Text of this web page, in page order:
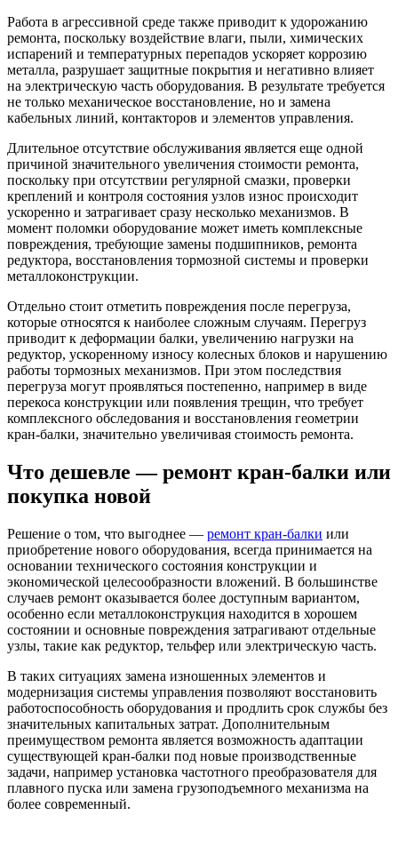
Работа в агрессивной среде также приводит к удорожанию
ремонта, поскольку воздействие влаги, пыли, химических
испарений и температурных перепадов ускоряет коррозию
металла, разрушает защитные покрытия и негативно влияет
на электрическую часть оборудования. В результате требуется
не только механическое восстановление, но и замена
кабельных линий, контакторов и элементов управления.
Длительное отсутствие обслуживания является еще одной
причиной значительного увеличения стоимости ремонта,
поскольку при отсутствии регулярной смазки, проверки
креплений и контроля состояния узлов износ происходит
ускоренно и затрагивает сразу несколько механизмов. В
момент поломки оборудование может иметь комплексные
повреждения, требующие замены подшипников, ремонта
редуктора, восстановления тормозной системы и проверки
металлоконструкции.
Отдельно стоит отметить повреждения после перегруза,
которые относятся к наиболее сложным случаям. Перегруз
приводит к деформации балки, увеличению нагрузки на
редуктор, ускоренному износу колесных блоков и нарушению
работы тормозных механизмов. При этом последствия
перегруза могут проявляться постепенно, например в виде
перекоса конструкции или появления трещин, что требует
комплексного обследования и восстановления геометрии
кран-балки, значительно увеличивая стоимость ремонта.
Что дешевле — ремонт кран-балки или
покупка новой
Решение о том, что выгоднее — ремонт кран-балки или
приобретение нового оборудования, всегда принимается на
основании технического состояния конструкции и
экономической целесообразности вложений. В большинстве
случаев ремонт оказывается более доступным вариантом,
особенно если металлоконструкция находится в хорошем
состоянии и основные повреждения затрагивают отдельные
узлы, такие как редуктор, тельфер или электрическую часть.
В таких ситуациях замена изношенных элементов и
модернизация системы управления позволяют восстановить
работоспособность оборудования и продлить срок службы без
значительных капитальных затрат. Дополнительным
преимуществом ремонта является возможность адаптации
существующей кран-балки под новые производственные
задачи, например установка частотного преобразователя для
плавного пуска или замена грузоподъемного механизма на
более современный.